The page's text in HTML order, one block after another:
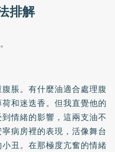
排解
脹。有什麼油適合處理腹
和迷迭香。但我直覺他的
情緒的影響，這兩支油不
病房裡的表現，活像舞台
丑。在那極度亢奮的情緒